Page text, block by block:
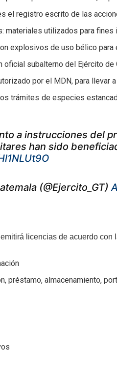
el registro escrito de las
materiales utilizados para
explosivos de uso bélico para
subalterno del Ejército de
por el MDN, para
trámites de especies
a instrucciones del
han sido
(@Ejercito_GT)
licencias de acuerdo con
préstamo, almacenamiento,